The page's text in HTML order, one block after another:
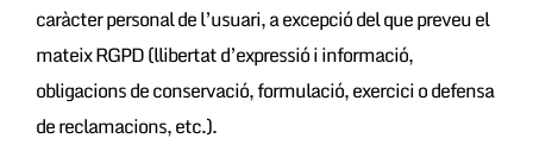
caràcter personal de l’usuari, a excepció del que preveu el
mateix RGPD (llibertat d’expressió i informació,
obligacions de conservació, formulació, exercici o defensa
de reclamacions, etc.).